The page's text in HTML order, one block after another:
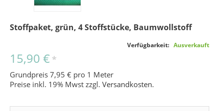
Stoffpaket, grün, 4 Stoffstücke, Baumwollstoff
Verfügbarkeit: Ausverkauft
15,90 € *
Grundpreis 7,95 € pro 1 Meter
Preise inkl. 19% Mwst zzgl. Versandkosten.